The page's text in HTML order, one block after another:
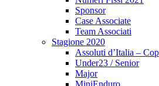
Sponsor
Case Associate
Team Associati
Stagione 2020
Assoluti d’Italia –
Under23 / Senior
Major
MiniEnduro